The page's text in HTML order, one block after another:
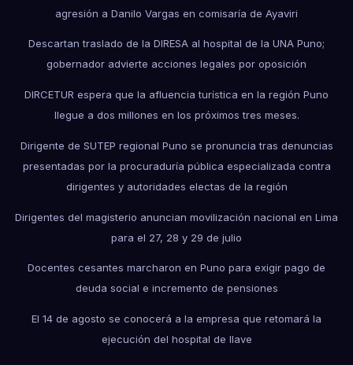
agresión a Danilo Vargas en comisaría de Ayaviri
Descartan traslado de la DIRESA al hospital de la UNA Puno;
gobernador advierte acciones legales por oposición
DIRCETUR espera que la afluencia turística en la región Puno
llegue a dos millones en los próximos tres meses.
Dirigente de SUTEP regional Puno se pronuncia tras denuncias
presentadas por la procuraduría pública especializada contra
dirigentes y autoridades electas de la región
Dirigentes del magisterio anuncian movilización nacional en Lima
para el 27, 28 y 29 de julio
Docentes cesantes marcharon en Puno para exigir pago de
deuda social e incremento de pensiones
El 14 de agosto se conocerá a la empresa que retomará la
ejecución del hospital de Ilave